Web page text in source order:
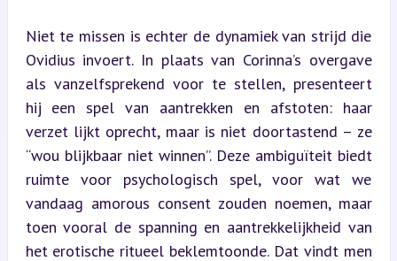
Niet te missen is echter de dynamiek van strijd die
Ovidius invoert. In plaats van Corinna’s overgave
als vanzelfsprekend voor te stellen, presenteert
hij een spel van aantrekken en afstoten: haar
verzet lijkt oprecht, maar is niet doortastend – ze
“wou blijkbaar niet winnen”. Deze ambiguïteit biedt
ruimte voor psychologisch spel, voor wat we
vandaag amorous consent zouden noemen, maar
toen vooral de spanning en aantrekkelijkheid van
het erotische ritueel beklemtoonde. Dat vindt men